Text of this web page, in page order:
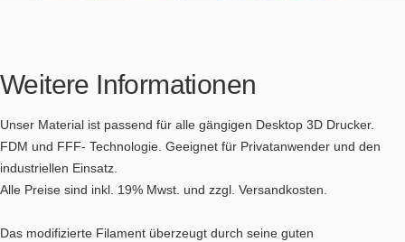
Weitere Informationen
Unser Material ist passend für alle gängigen Desktop 3D Drucker.
FDM und FFF- Technologie. Geeignet für Privatanwender und den
industriellen Einsatz.
Alle Preise sind inkl. 19% Mwst. und zzgl. Versandkosten.
Das modifizierte Filament überzeugt durch seine guten